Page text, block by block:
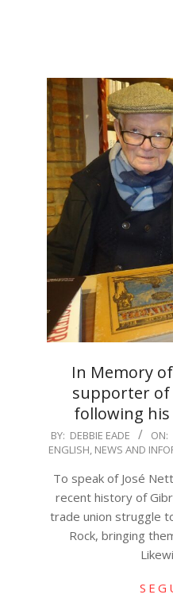
In Memory
supporter of
following
2023-
10-
BY: DEBBIE EADE ON:
ENGLISH, NEWS AND
To speak of José
recent history of
trade union struggle
Rock, bringing